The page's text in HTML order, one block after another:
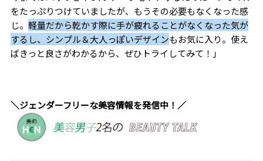
をたっぷりつけていましたが、もうその必要もなくなった感
じ。 軽量だから乾かす際に手が疲れることがなくなった気が
するし、シンプル＆大人っぽいデザインもお気に入り。使え
ばきっと良さがわかるから、ぜひトライしてみて！」
＼ジェンダーフリーな美容情報を発信中！／